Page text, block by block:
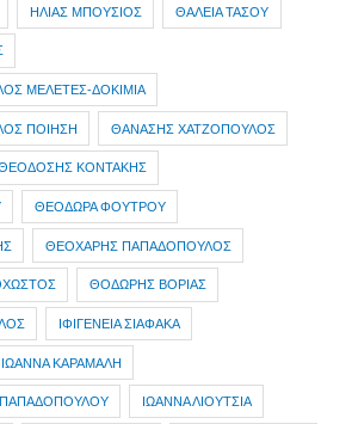
ΗΛΙΑΣ ΜΠΟΥΣΙΟΣ ΘΑΛΕΙΑ ΤΑΣΟΥ
ΜΕΛΕΤΕΣ-ΔΟΚΙΜΙΑ
ΠΟΙΗΣΗ ΘΑΝΑΣΗΣ ΧΑΤΖΟΠΟΥΛΟΣ
ΚΟΝΤΑΚΗΣ
ΘΕΟΔΩΡΑ ΦΟΥΤΡΟΥ
ΘΕΟΧΑΡΗΣ ΠΑΠΑΔΟΠΟΥΛΟΣ
ΘΟΔΩΡΗΣ ΒΟΡΙΑΣ
ΙΦΙΓΕΝΕΙΑ ΣΙΑΦΑΚΑ
ΙΩΑΝΝΑ ΚΑΡΑΜΑΛΗ
ΙΩΑΝΝΑ ΛΙΟΥΤΣΙΑ